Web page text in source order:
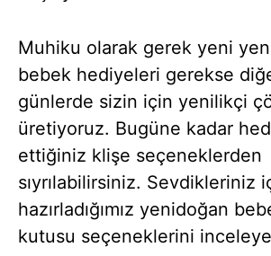
Muhiku olarak gerek yeni
bebek hediyeleri gerekse
günlerde sizin için yenilikçi
üretiyoruz. Bugüne kadar
ettiğiniz klişe seçeneklerden
sıyrılabilirsiniz. Sevdikleriniz
hazırladığımız yenidoğan
kutusu seçeneklerini